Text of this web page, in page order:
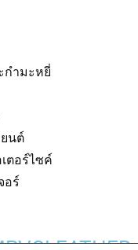
กำมะหยี่
นต์
ตอร์ไซค์
อร์